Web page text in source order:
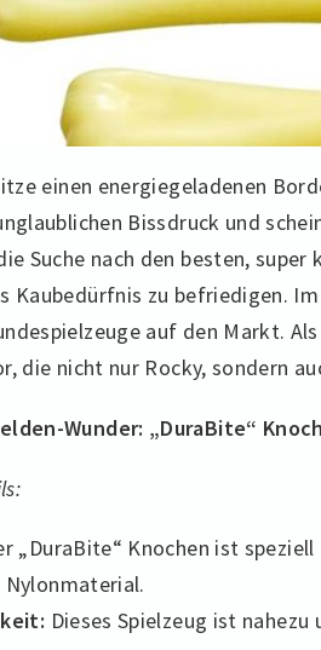
einen energiegeladenen
Bissdruck und
Suche nach den besten,
Kaubedürfnis zu befriedigen.
auf den Markt.
die nicht nur Rocky, sondern
Wunder: „DuraBite“
„DuraBite“ Knochen ist
Dieses Spielzeug ist